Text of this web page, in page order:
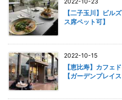
【二子玉川】ビル
ス席ペット可】
2022-10-15
【恵比寿】カフェ
【ガーデンプレイ